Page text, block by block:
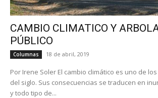
CAMBIO CLIMATICO Y
PÚBLICO
Columnas 18 de abril, 2019
Por Irene Soler El cambio climático es uno de
del siglo. Sus consecuencias se traducen en
y todo tipo de...